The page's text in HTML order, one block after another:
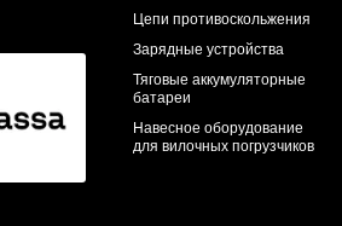
Цепи противоскольжения
Зарядные устройства
Тяговые аккумуляторные
батареи
Навесное оборудование
для вилочных погрузчиков